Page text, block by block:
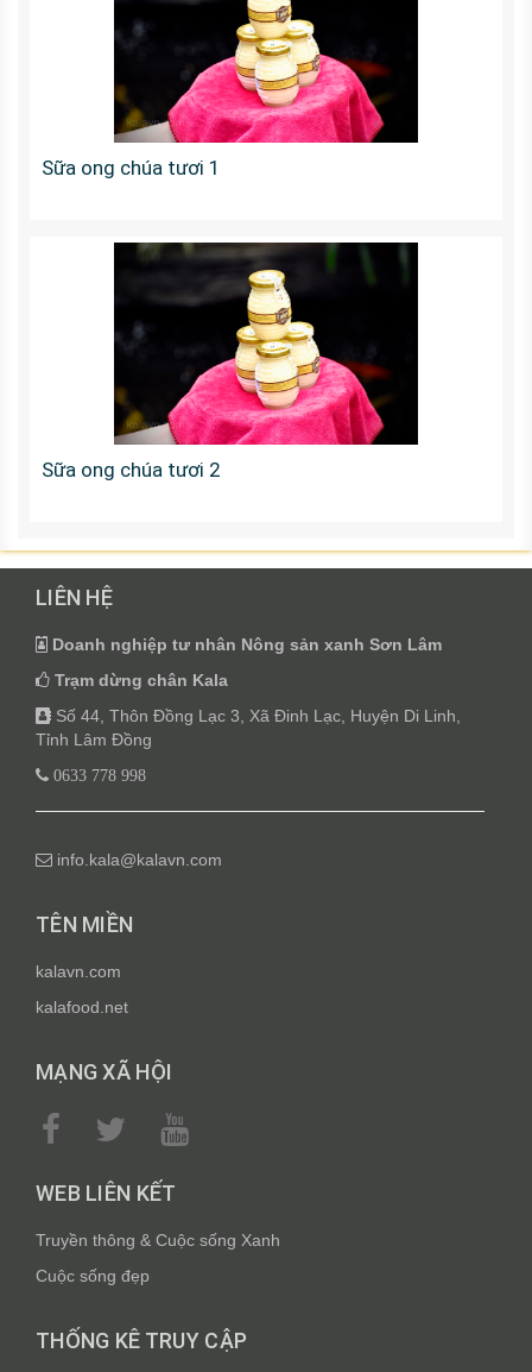
Sữa ong chúa tươi 1
Sữa ong chúa tươi 2
LIÊN HỆ
Doanh nghiệp tư nhân Nông sản xanh Sơn Lâm
Trạm dừng chân Kala
Số 44, Thôn Đồng Lạc 3, Xã Đinh Lạc, Huyện Di Linh,
Tỉnh Lâm Đồng
0633 778 998
info.kala@kalavn.com
TÊN MIỀN
kalavn.com
kalafood.net
MẠNG XÃ HỘI
WEB LIÊN KẾT
Truyền thông & Cuộc sống Xanh
Cuộc sống đẹp
THỐNG KÊ TRUY CẬP